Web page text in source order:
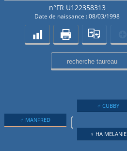
n°FR U122358313
Date de naissance : 08/03/1998
♂ MANFRED ❲
♂ CUBBY
♀ HA MELANIE